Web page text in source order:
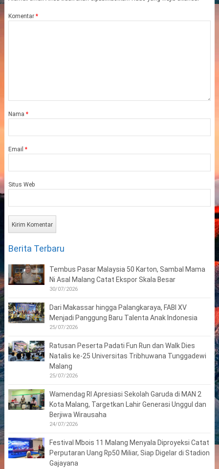
Komentar *
Nama *
Email *
Situs Web
Berita Terbaru
Tembus Pasar Malaysia 50 Karton, Sambal Mama
Ni Asal Malang Catat Ekspor Skala Besar
30/07/2026
Dari Makassar hingga Palangkaraya, FABI XV
Menjadi Panggung Baru Talenta Anak Indonesia
25/07/2026
Ratusan Peserta Padati Fun Run dan Walk Dies
Natalis ke-25 Universitas Tribhuwana Tunggadewi
Malang
25/07/2026
Wamendag RI Apresiasi Sekolah Garuda di MAN 2
Kota Malang, Targetkan Lahir Generasi Unggul dan
Berjiwa Wirausaha
24/07/2026
Festival Mbois 11 Malang Menyala Diproyeksi Catat
Perputaran Uang Rp50 Miliar, Siap Digelar di Stadion
Gajayana